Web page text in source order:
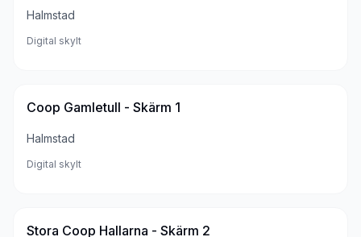
Halmstad
Digital skylt
Coop Gamletull - Skärm 1
Halmstad
Digital skylt
Stora Coop Hallarna - Skärm 2